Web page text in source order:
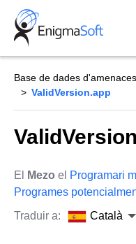
Skip
content
Base de dades d'amenaces
ValidVersion.app
El Mezo el Programari
Programes
Traduir a:
Català